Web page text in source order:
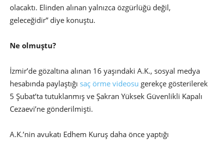
olacaktı. Elinden alınan yalnızca özgürlüğü değil,
geleceğidir” diye konuştu.
Ne olmuştu?
İzmir’de gözaltına alınan 16 yaşındaki A.K., sosyal medya
hesabında paylaştığı saç örme videosu gerekçe gösterilerek
5 Şubat’ta tutuklanmış ve Şakran Yüksek Güvenlikli Kapalı
Cezaevi’ne gönderilmişti.
A.K.’nin avukatı Edhem Kuruş daha önce yaptığı